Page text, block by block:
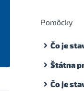
Pomôcky
Čo je
Štátna
Čo je